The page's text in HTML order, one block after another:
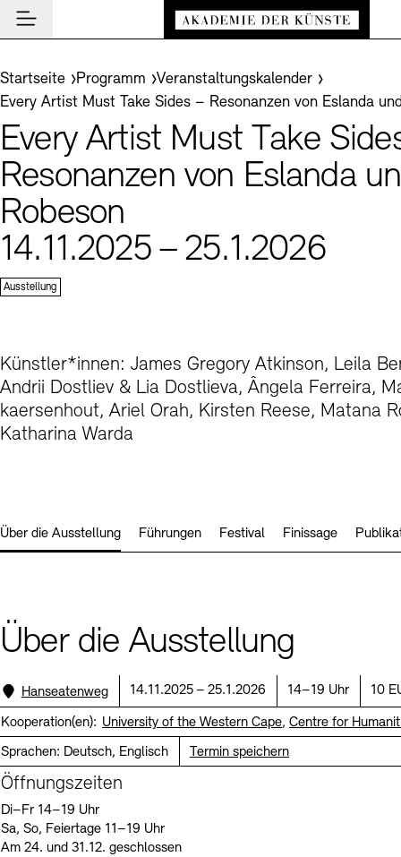
Zum Hauptinhalt springen (Enter drücken)
Veranstaltungsorte
Museen
Führungen und Kulturelle Vermittlung
Archiv und Bibliothek
Programm
Veranstaltungskalender
Highlights
Ausstellungen
Inklusives Programm
Vermittlungsprogramm
Newsletter Presse
PROGRAMM SCHLIESSEN
BESUCH SCHLIESSEN
Institution
Akademie
Über uns
Präsidium
Geschichte
Mitglieder
Kunstsektionen
Europäische Allianz der Akademien
Kulturelle Vermittlung – KUNSTWELTEN
Studio für Elektroakustische Musik
SINN UND FORM
Gesellschaft der Freunde
Vermietungen und Events
AKADEMIE SCHLIESSEN
News und Einblicke
News
Akademie-Gespräche
Akademie-Brief
Büro der öffentlichen Sache
schau depot architektur modelle
Nachhaltigkeit Kontakt
Archiv der Künste
Benutzung
Recherche
Ausstellungen & Veranstaltungen
Kunstsammlung
Fundstücke
Kontakte
Digitale Sammlungen Exil-Archive
Sie befinden sich hier:
Startseite Programm
Veranstaltungskalender
Every Artist Must Take Sides – Resonanzen von Eslanda
Every Artist Must Take
Resonanzen von Eslanda
Robeson
14.11.2025 – 25.1.2026
Ausstellung
Künstler*innen: James Gregory Atkinson, Leila
Andrii Dostliev & Lia Dostlieva, Ângela Ferreira,
kaersenhout, Ariel Orah, Kirsten Reese, Matana
Katharina Warda
Über die Ausstellung Führungen Festival Finissage
Über die Ausstellung
Standort:
Hanseatenweg Datum:
14.11.2025 – 25.1.2026 Uhrzeit:
14–19 Uhr 10
Kooperation(en): University of the Western Cape, Centre for
Sprachen: Deutsch, Englisch Termin speichern
Öffnungszeiten
Di–Fr 14–19 Uhr
Sa, So, Feiertage 11–19 Uhr
Am 24. und 31.12. geschlossen